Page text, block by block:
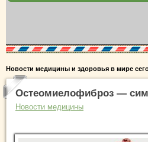
Новости медицины и здоровья в мире
Остеомиелофиброз —
Новости медицины